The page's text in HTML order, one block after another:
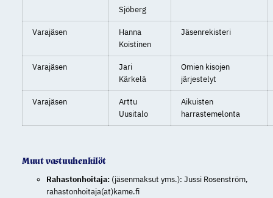
Sjöberg
Varajäsen
Hanna
Koistinen
Jäsenrekisteri
Varajäsen
Jari
Kärkelä
Omien kisojen
järjestelyt
Varajäsen
Arttu
Uusitalo
Aikuisten
harrastemelonta
Muut vastuuhenkilöt
Rahastonhoitaja:(jäsenmaksut yms.): Jussi Rosenström,
rahastonhoitaja(at)kame.fi